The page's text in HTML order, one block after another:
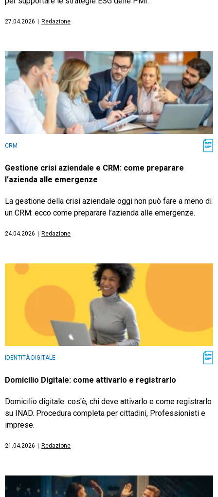
27.04.2026 Redazione
CRM
Gestione crisi aziendale e CRM: come preparare
l’azienda alle emergenze
La gestione della crisi aziendale oggi non può fare a meno di
un CRM: ecco come preparare l’azienda alle emergenze.
24.04.2026 Redazione
IDENTITÀ DIGITALE
Domicilio Digitale: come attivarlo e registrarlo
Domicilio digitale: cos'è, chi deve attivarlo e come registrarlo
su INAD. Procedura completa per cittadini, Professionisti e
imprese.
21.04.2026 Redazione